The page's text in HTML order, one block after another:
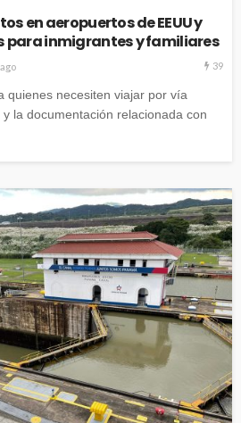
en aeropuertos de EEUU y
para inmigrantes y familiares
39
quienes necesiten viajar por vía
la documentación relacionada con